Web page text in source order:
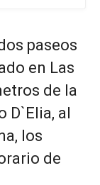
paseos
en Las
de la
D`Elia, al
los
de